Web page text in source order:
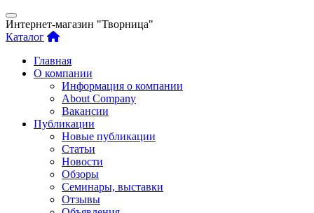
Интернет-магазин "Творница"
Каталог
Главная
О компании
Информация о компании
About Company
Вакансии
Публикации
Новые публикации
Статьи
Новости
Обзоры
Семинары, выставки
Отзывы